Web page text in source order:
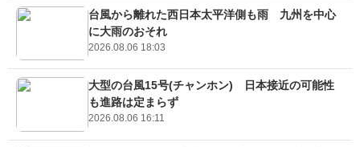
台風から離れた西日本太平洋側も雨 九州を中心
に大雨のおそれ
2026.08.06 18:03
大型の台風15号(チャンホン) 日本接近の可能性
も進路は定まらず
2026.08.06 16:11